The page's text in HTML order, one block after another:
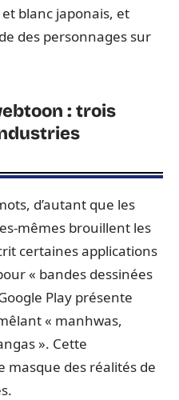
blanc japonais, et
des personnages sur
: trois
d’autant que les
mêmes brouillent les
certaines applications
« bandes dessinées
Play présente
« manhwas,
». Cette
masque des réalités de